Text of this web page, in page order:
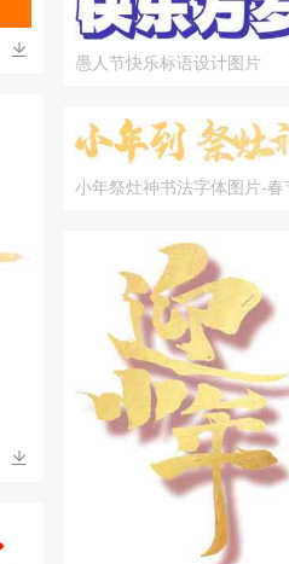
愚人节快乐标语设计图片
小年祭灶神书法字体图片-春